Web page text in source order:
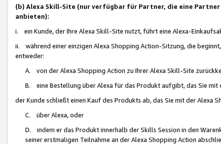
(b) Alexa Skill-Site (nur verfügbar für Partner, die eine
anbieten):
i. ein Kunde, der Ihre Alexa Skill-Site nutzt, führt eine Alexa-
ii. während einer einzigen Alexa Shopping Action-Sitzung, die
entweder:
A. von der Alexa Shopping Action zu Ihrer Alexa Skill-Site
B. eine Bestellung über Alexa für das Produkt aufgibt, das Sie mit
der Kunde schließt einen Kauf des Produkts ab, das Sie mit der Alexa
C. über Alexa, oder
D. indem er das Produkt innerhalb der Skills Session in den
seiner erstmaligen Teilnahme an der Alexa Shopping Action